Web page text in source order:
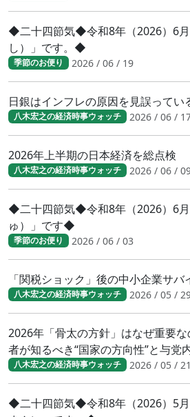
◆二十四節気◆令和8年（2026）6
し）」です。◆
季節のお便り 2026 / 06 / 19
日銀はインフレの原因を見誤ってい
八木宏之の経済時事ウォッチ 2026 / 06 /
2026年上半期の日本経済を総点検
八木宏之の経済時事ウォッチ 2026 / 06 /
◆二十四節気◆令和8年（2026）6
ゅ）」です◆
季節のお便り 2026 / 06 / 03
「関税ショック」後の中小企業サバ
八木宏之の経済時事ウォッチ 2026 / 05 /
2026年「骨太の方針」はなぜ重要
者が知るべき“国家の方向性”と与党
八木宏之の経済時事ウォッチ 2026 / 05 / 21
◆二十四節気◆令和8年（2026）5月